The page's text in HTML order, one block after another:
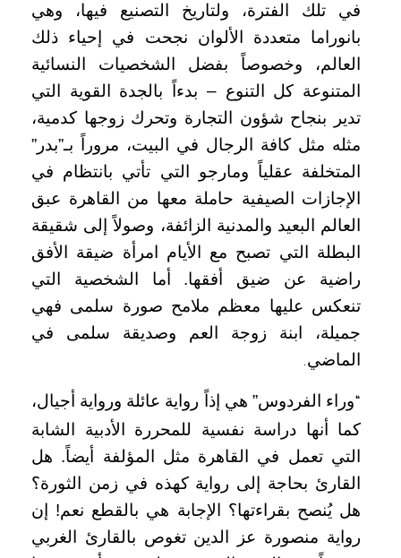
في تلك الفترة، ولتاريخ التصنيع فيها، وهي
بانوراما متعددة الألوان نجحت في إحياء ذلك
العالم، وخصوصاً بفضل الشخصيات النسائية
المتنوعة كل التنوع – بدءاً بالجدة القوية التي
تدير بنجاح شؤون التجارة وتحرك زوجها كدمية،
مثله مثل كافة الرجال في البيت، مروراً بـ”بدر”
المتخلفة عقلياً ومارجو التي تأتي بانتظام في
الإجازات الصيفية حاملة معها من القاهرة عبق
العالم البعيد والمدنية الزائفة، وصولاً إلى شقيقة
البطلة التي تصبح مع الأيام امرأة ضيقة الأفق
راضية عن ضيق أفقها. أما الشخصية التي
تنعكس عليها معظم ملامح صورة سلمى فهي
جميلة، ابنة زوجة العم وصديقة سلمى في
الماضي.
وراء الفردوس” هي إذاً رواية عائلة ورواية أجيال،
كما أنها دراسة نفسية للمحررة الأدبية الشابة
التي تعمل في القاهرة مثل المؤلفة أيضاً. هل
القارئ بحاجة إلى رواية كهذه في زمن الثورة؟
هل يُنصح بقراءتها؟ الإجابة هي بالقطع نعم! إن
رواية منصورة عز الدين تغوص بالقارئ الغربي